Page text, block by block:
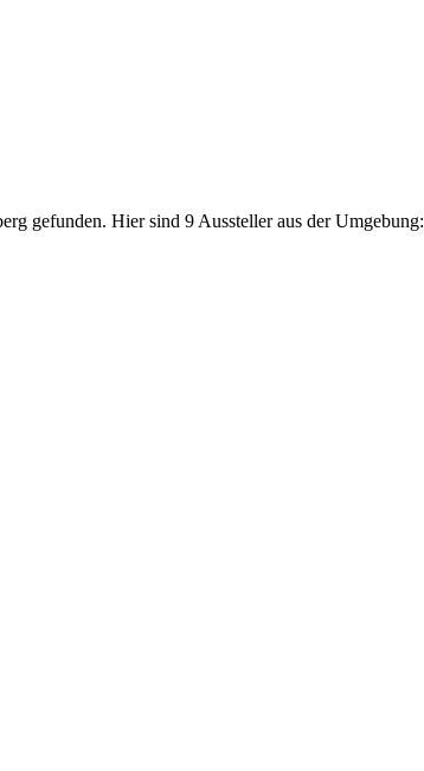
gefunden. Hier sind 9 Aussteller aus der Umgebung: